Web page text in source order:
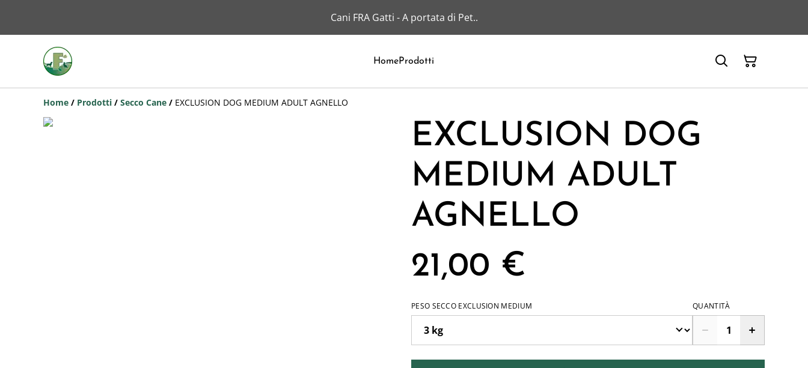
Cani FRA Gatti - A portata di Pet..
HomeProdotti
Home / Prodotti / Secco Cane / EXCLUSION DOG MEDIUM ADULT AGNELLO
EXCLUSION DOG
MEDIUM ADULT
AGNELLO
21,00 €
PESO SECCO EXCLUSION MEDIUM QUANTITÀ